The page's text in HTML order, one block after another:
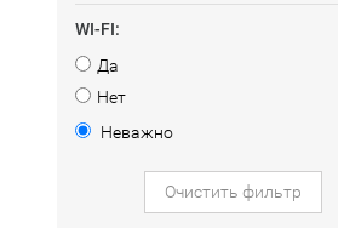
WI-FI:
Да
Нет
Неважно
Очистить фильтр